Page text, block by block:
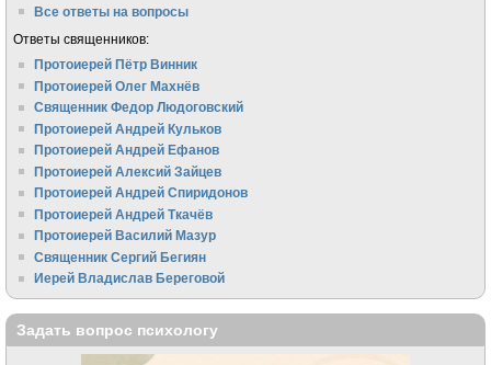
Все ответы на вопросы
Ответы священников:
Протоиерей Пётр Винник
Протоиерей Олег Махнёв
Священник Федор Людоговский
Протоиерей Андрей Кульков
Протоиерей Андрей Ефанов
Протоиерей Алексий Зайцев
Протоиерей Андрей Спиридонов
Протоиерей Андрей Ткачёв
Протоиерей Василий Мазур
Священник Сергий Бегиян
Иерей Владислав Береговой
Задать вопрос психологу